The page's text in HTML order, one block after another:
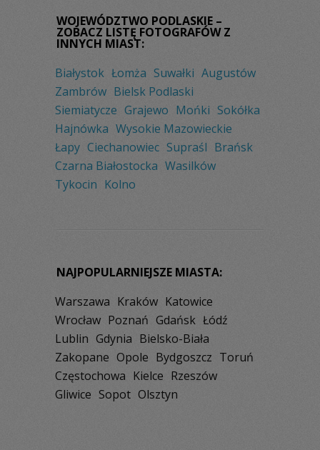
WOJEWÓDZTWO PODLASKIE –
ZOBACZ LISTĘ FOTOGRAFÓW Z
INNYCH MIAST:
Białystok Łomża Suwałki Augustów
Zambrów Bielsk Podlaski
Siemiatycze Grajewo Mońki Sokółka
Hajnówka Wysokie Mazowieckie
Łapy Ciechanowiec Supraśl Brańsk
Czarna Białostocka Wasilków
Tykocin Kolno
NAJPOPULARNIEJSZE MIASTA:
Warszawa Kraków Katowice
Wrocław Poznań Gdańsk Łódź
Lublin Gdynia Bielsko-Biała
Zakopane Opole Bydgoszcz Toruń
Częstochowa Kielce Rzeszów
Gliwice Sopot Olsztyn